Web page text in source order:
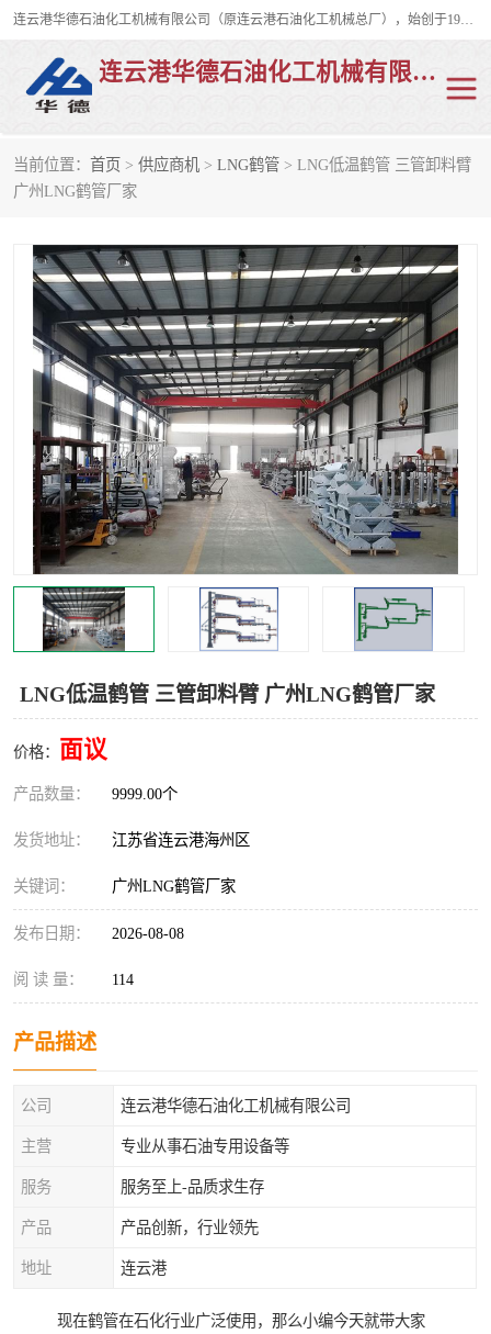
连云港华德石油化工机械有限公司（原连云港石油化工机械总厂），始创于1982年，是从事码头船用流体装卸臂、陆用流体装卸臂（鹤管）、活动梯、钢构平台、定量装车系统等全系列流体装卸设备的设计、制造、销售以及服务的专业供应商。
连云港华德石油化工机械有限公司
当前位置： 首页 > 供应商机 > LNG鹤管 > LNG低温鹤管 三管卸料臂
广州LNG鹤管厂家
LNG低温鹤管 三管卸料臂 广州LNG鹤管厂家
价格： 面议
产品数量： 9999.00个
发货地址： 江苏省连云港海州区
关键词： 广州LNG鹤管厂家
发布日期： 2026-08-08
阅 读 量： 114
产品描述
公司 连云港华德石油化工机械有限公司
主营 专业从事石油专用设备等
服务 服务至上-品质求生存
产品 产品创新，行业领先
地址 连云港
现在鹤管在石化行业广泛使用，那么小编今天就带大家
陆用流体装卸臂
液氨鹤管 液氯鹤管
LNG鹤管 活动梯
平台栈桥 卸车鹤管
装车鹤管 输油臂
紧急脱离干式接头 火车鹤管
汽车鹤管 顶部鹤管
底部鹤管 低温鹤管
浮动出油装置 鹤管